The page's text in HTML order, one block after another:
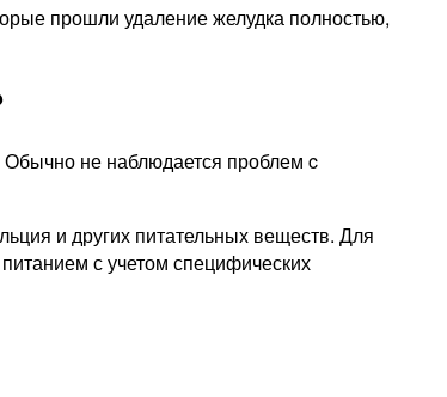
прошли удаление желудка полностью,
Обычно не наблюдается проблем c
и других питательных веществ. Для
с учетом специфических